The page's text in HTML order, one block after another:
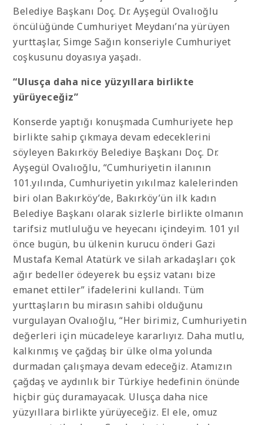
Belediye Başkanı Doç. Dr. Ayşegül Ovalıoğlu
öncülüğünde Cumhuriyet Meydanı’na yürüyen
yurttaşlar, Simge Sağın konseriyle Cumhuriyet
coşkusunu doyasıya yaşadı.
“Ulusça daha nice yüzyıllara birlikte
yürüyeceğiz”
Konserde yaptığı konuşmada Cumhuriyete hep
birlikte sahip çıkmaya devam edeceklerini
söyleyen Bakırköy Belediye Başkanı Doç. Dr.
Ayşegül Ovalıoğlu, “Cumhuriyetin ilanının
101.yılında, Cumhuriyetin yıkılmaz kalelerinden
biri olan Bakırköy’de, Bakırköy’ün ilk kadın
Belediye Başkanı olarak sizlerle birlikte olmanın
tarifsiz mutluluğu ve heyecanı içindeyim. 101 yıl
önce bugün, bu ülkenin kurucu önderi Gazi
Mustafa Kemal Atatürk ve silah arkadaşları çok
ağır bedeller ödeyerek bu eşsiz vatanı bize
emanet ettiler” ifadelerini kullandı. Tüm
yurttaşların bu mirasın sahibi olduğunu
vurgulayan Ovalıoğlu, “Her birimiz, Cumhuriyetin
değerleri için mücadeleye kararlıyız. Daha mutlu,
kalkınmış ve çağdaş bir ülke olma yolunda
durmadan çalışmaya devam edeceğiz. Atamızın
çağdaş ve aydınlık bir Türkiye hedefinin önünde
hiçbir güç duramayacak. Ulusça daha nice
yüzyıllara birlikte yürüyeceğiz. El ele, omuz